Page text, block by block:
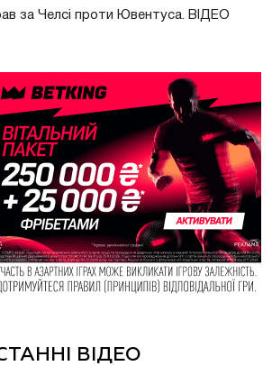
за Челсі проти Ювентуса. ВІДЕО
ВІДЕО